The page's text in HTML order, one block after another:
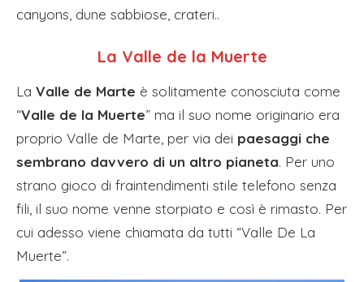
canyons, dune sabbiose, crateri..​
La Valle de la Muerte
La Valle de Marte è solitamente conosciuta come
“Valle de la Muerte” ma il suo nome originario era
proprio Valle de Marte, per via dei paesaggi che
sembrano davvero di un altro pianeta. Per uno
strano gioco di fraintendimenti stile telefono senza
fili, il suo nome venne storpiato e così è rimasto. Per
cui adesso viene chiamata da tutti “Valle De La
Muerte”.